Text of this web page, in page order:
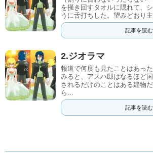
を掻き回すタオルに隠れて、
うに舌打ちした。望みどおり
記事を読む
2.ジオラマ
報道で何度も見たことはあっ
みると、アスハ邸はなるほど
されるだけのことはある建物
ら...
記事を読む